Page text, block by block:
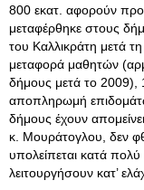
800 εκατ. αφορούν
μεταφέρθηκε στους
του Καλλικράτη μετά
μεταφορά μαθητών
δήμους μετά το 2009),
αποπληρωμή
δήμους έχουν
κ. Μουράτογλου, δεν
υπολείπεται κατά
λειτουργήσουν κατ’